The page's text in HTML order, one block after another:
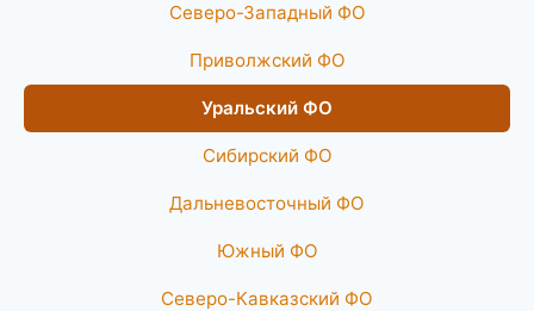
Северо-Западный ФО
Приволжский ФО
Уральский ФО
Сибирский ФО
Дальневосточный ФО
Южный ФО
Северо-Кавказский ФО